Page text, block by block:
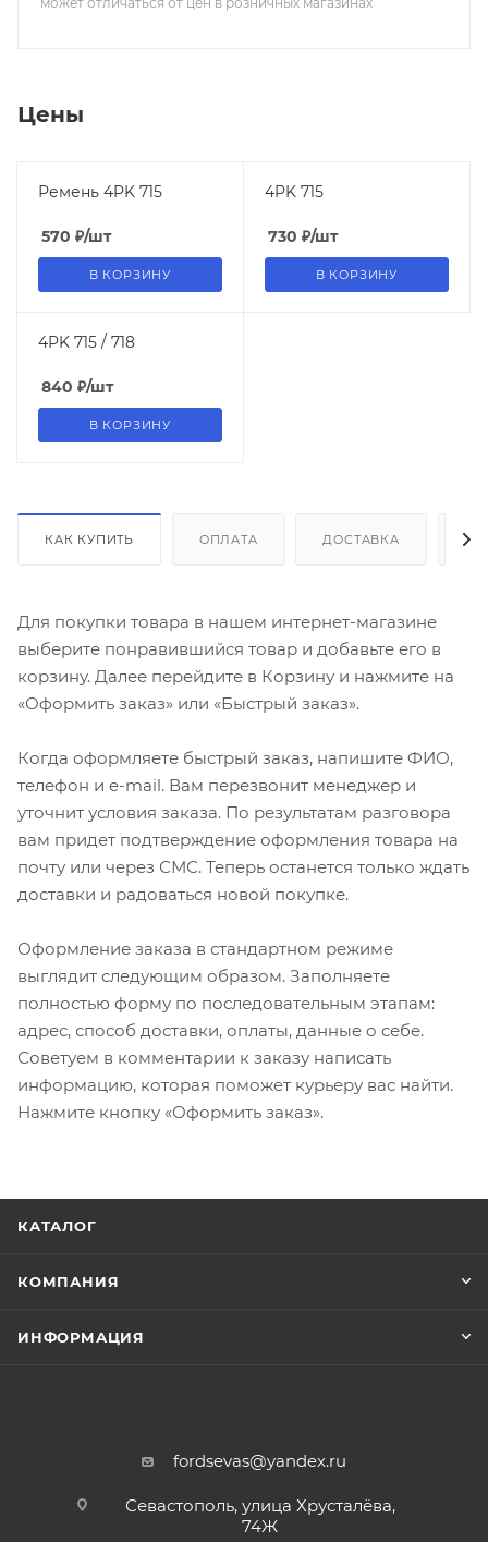
Цены
Ремень 4PK 715
570 ₽/шт
В КОРЗИНУ
4PK 715
730 ₽/шт
В КОРЗИНУ
4PK 715 / 718
840 ₽/шт
В КОРЗИНУ
КАК КУПИТЬ ОПЛАТА ДОСТАВКА
Для покупки товара в нашем интернет-магазине
выберите понравившийся товар и добавьте его в
корзину. Далее перейдите в Корзину и нажмите на
«Оформить заказ» или «Быстрый заказ».
Когда оформляете быстрый заказ, напишите ФИО,
телефон и e-mail. Вам перезвонит менеджер и
уточнит условия заказа. По результатам разговора
вам придет подтверждение оформления товара на
почту или через СМС. Теперь останется только ждать
доставки и радоваться новой покупке.
Оформление заказа в стандартном режиме
выглядит следующим образом. Заполняете
полностью форму по последовательным этапам:
адрес, способ доставки, оплаты, данные о себе.
Советуем в комментарии к заказу написать
информацию, которая поможет курьеру вас найти.
Нажмите кнопку «Оформить заказ».
КАТАЛОГ
КОМПАНИЯ
ИНФОРМАЦИЯ
fordsevas@yandex.ru
Севастополь, улица Хрусталёва,
74Ж